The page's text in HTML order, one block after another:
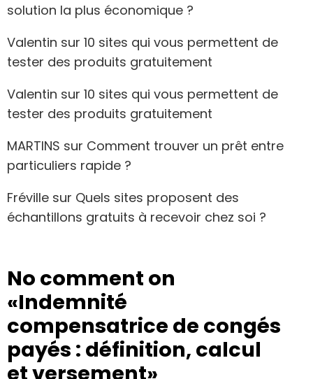
solution la plus économique ?
Valentin sur 10 sites qui vous permettent de
tester des produits gratuitement
Valentin sur 10 sites qui vous permettent de
tester des produits gratuitement
MARTINS sur Comment trouver un prêt entre
particuliers rapide ?
Fréville sur Quels sites proposent des
échantillons gratuits à recevoir chez soi ?
No comment on
«Indemnité
compensatrice de congés
payés : définition, calcul
et versement»